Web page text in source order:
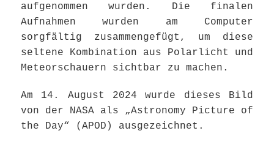
aufgenommen wurden. Die finalen
Aufnahmen wurden am Computer
sorgfältig zusammengefügt, um diese
seltene Kombination aus Polarlicht und
Meteorschauern sichtbar zu machen.
Am 14. August 2024 wurde dieses Bild
von der NASA als „Astronomy Picture of
the Day“ (APOD) ausgezeichnet.